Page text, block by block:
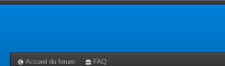
Accueil du forum FAQ